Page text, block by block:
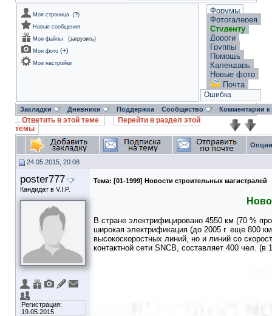
Моя страница (?)
Новые сообщения
Мои файлы
(загрузить)
Мои фото (+)
Мои настройки
Форумы
Фотогалерея
Студенту
Дороги
Группы
Помощь
Календарь
Новые фото
Почта
Ошибка
Закладки Дневники Поддержка Сообщество Комментарии
Ответить в этой теме
Перейти в раздел этой
темы
24.05.2015, 20:08
poster777
Кандидат в V.I.P.
Регистрация:
19.05.2015
Тема: [01-1999] Новости строительных магистралей
В стране электрифицировано 4550 км (70 %
широкая электрификация (до 2005 г. еще 800
высокоскорост­ных линий, но и линий со
контактной сети SNCB, составляет 400 чел. (в